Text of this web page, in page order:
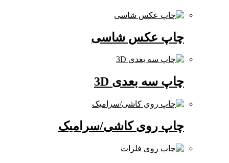
چاپ عکس شاسی
چاپ سه بعدی 3D
چاپ روی کاشی/سرامیک